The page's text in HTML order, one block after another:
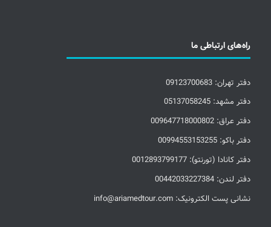
راه‌های ارتباطی ما
دفتر تهران: 09123700683
دفتر مشهد: 05137058245
دفتر عراق: 009647718000802
دفتر باکو: 00994553153255
دفتر کانادا (تورنتو): 0012893799177
دفتر لندن: 00442033227384
نشانی پست الکترونیک: info@ariamedtour.com